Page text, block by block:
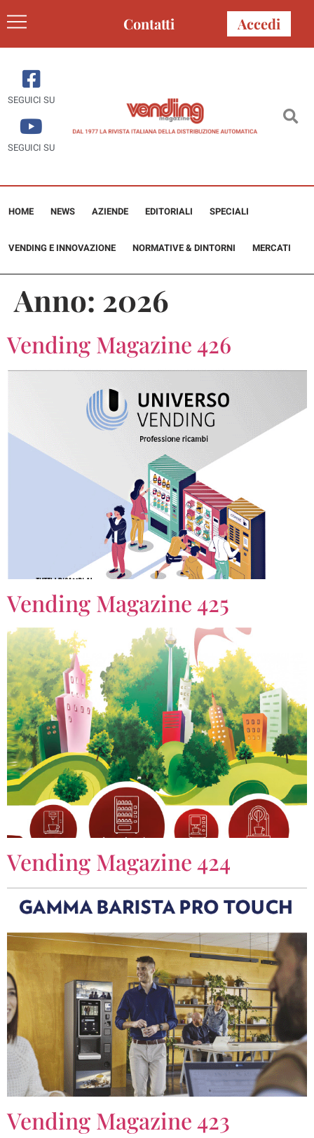
Contatti Accedi
SEGUICI SU
SEGUICI SU
HOME NEWS AZIENDE EDITORIALI SPECIALI
VENDING E INNOVAZIONE NORMATIVE & DINTORNI MERCATI
Anno: 2026
Vending Magazine 426
Vending Magazine 425
Vending Magazine 424
Vending Magazine 423